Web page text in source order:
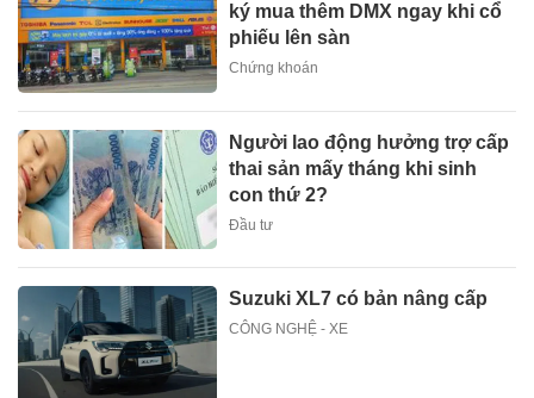
ký mua thêm DMX ngay khi cổ
phiếu lên sàn
Chứng khoán
Người lao động hưởng trợ cấp
thai sản mấy tháng khi sinh
con thứ 2?
Đầu tư
Suzuki XL7 có bản nâng cấp
CÔNG NGHỆ - XE